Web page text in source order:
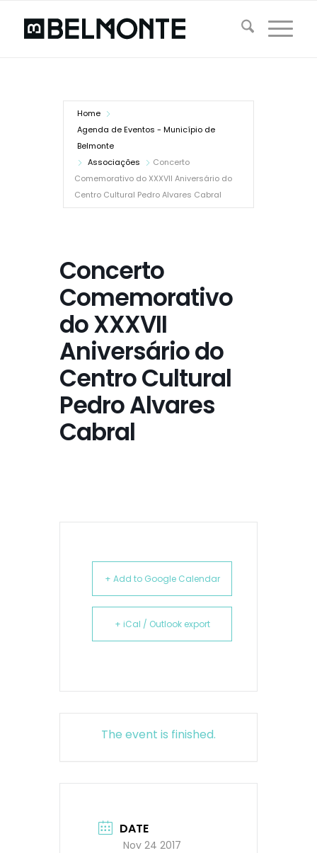
Home
Agenda de Eventos - Município de
Belmonte
Associações
Concerto
Comemorativo do XXXVII Aniversário do
Centro Cultural Pedro Alvares Cabral
Concerto
Comemorativo
do XXXVII
Aniversário do
Centro Cultural
Pedro Alvares
Cabral
+ Add to Google Calendar
+ iCal / Outlook export
The event is finished.
DATE
Nov 24 2017